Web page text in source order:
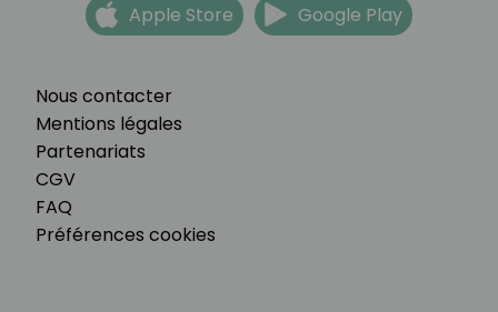
Nous contacter
Mentions légales
Partenariats
CGV
FAQ
Préférences cookies
Apple Store Google Play